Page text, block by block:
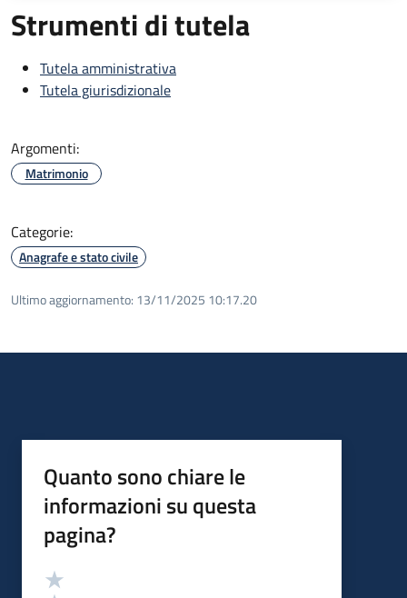
Strumenti di tutela
Tutela amministrativa
Tutela giurisdizionale
Argomenti:
Matrimonio
Categorie:
Anagrafe e stato civile
Ultimo aggiornamento: 13/11/2025 10:17.20
Quanto sono chiare le
informazioni su questa
pagina?
Valutazione